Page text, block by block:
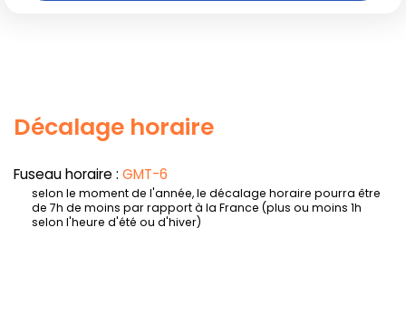
Décalage horaire
Fuseau horaire : GMT-6
selon le moment de l'année, le décalage horaire pourra être
de 7h de moins par rapport à la France (plus ou moins 1h
selon l'heure d'été ou d'hiver)